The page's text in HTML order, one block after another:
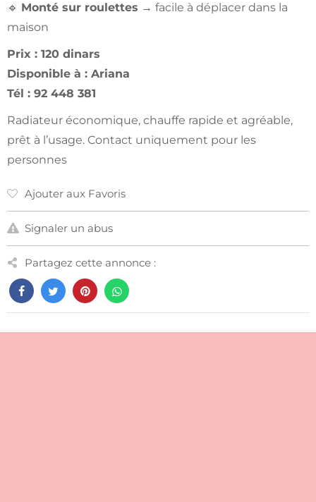
🔹 Monté sur roulettes → facile à déplacer dans la
maison
Prix : 120 dinars
Disponible à : Ariana
Tél : 92 448 381
Radiateur économique, chauffe rapide et agréable,
prêt à l’usage. Contact uniquement pour les
personnes
Ajouter aux Favoris
Signaler un abus
Partagez cette annonce :